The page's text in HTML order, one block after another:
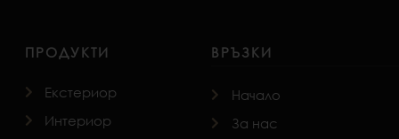
ПРОДУКТИ
Екстериор
Интериор
ВРЪЗКИ
Начало
За нас